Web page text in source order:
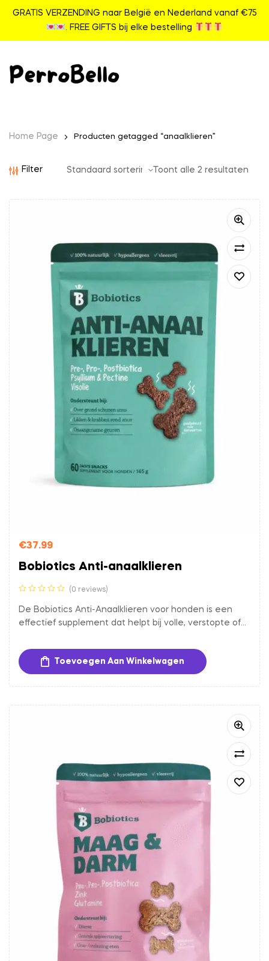
GRATIS VERZENDING naar België en Nederland vanaf €75
. FREE GIFTS bij elke bestelling
Home Page Producten getagged “anaalklieren”
Filter Toont alle 2 resultaten
€37.99
Bobiotics Anti-anaalklieren
(0 reviews)
De Bobiotics Anti-Anaalklieren voor honden is een
effectief supplement dat helpt bij volle, verstopte of
ondersteunende ingrediënten bevordert het een
gezonde stoelgang, waardoor de anaalklieren op
natuurlijke wijze worden geleegd en klachten zoals
sleetje rijden en likken aan de anus verminderen.
Toevoegen Aan Winkelwagen